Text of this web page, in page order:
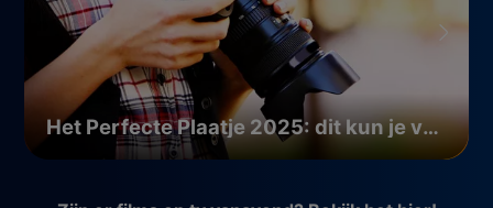
Het Perfecte Plaatje 2025: dit kun je verwachten